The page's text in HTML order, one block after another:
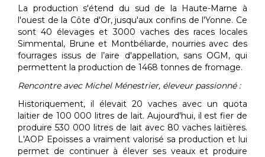
La production s'étend du sud de la Haute-Marne à
l'ouest de la Côte d'Or, jusqu'aux confins de l'Yonne. Ce
sont 40 élevages et 3000 vaches des races locales
Simmental, Brune et Montbéliarde, nourries avec des
fourrages issus de l’aire d'appellation, sans OGM, qui
permettent la production de 1468 tonnes de fromage.
Rencontre avec Michel Ménestrier, éleveur passionné :
Historiquement, il élevait 20 vaches avec un quota
laitier de 100 000 litres de lait. Aujourd'hui, il est fier de
produire 530 000 litres de lait avec 80 vaches laitières.
L'AOP Epoisses a vraiment valorisé sa production et lui
permet de continuer à élever ses veaux et produire